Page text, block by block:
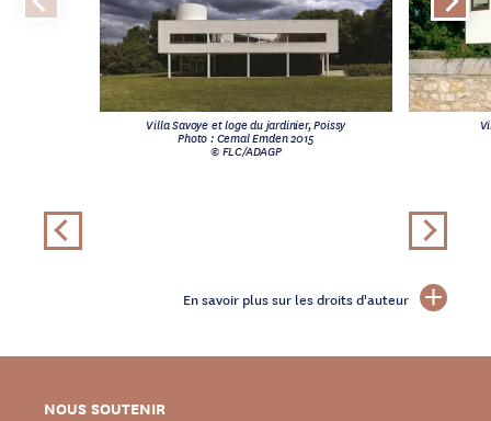
Villa Savoye et loge du jardinier, Poissy
Photo : Cemal Emden 2015
© FLC/ADAGP
En savoir plus sur les droits d'auteur
NOUS SOUTENIR